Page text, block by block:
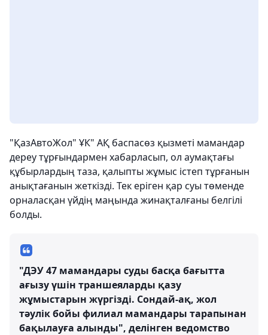
"ҚазАвтоЖол" ҰК" АҚ баспасөз қызметі мамандар
дереу тұрғындармен хабарласып, ол аумақтағы
құбырлардың таза, қалыпты жұмыс істеп тұрғанын
анықтағанын жеткізді. Тек еріген қар суы төменде
орналасқан үйдің маңында жинақталғаны белгілі
болды.
"ДЭУ 47 мамандары суды басқа бағытта
ағызу үшін траншеяларды қазу
жұмыстарын жүргізді. Сондай-ақ, жол
тәулік бойы филиал мамандары тарапынан
бақылауға алынды", делінген ведомство